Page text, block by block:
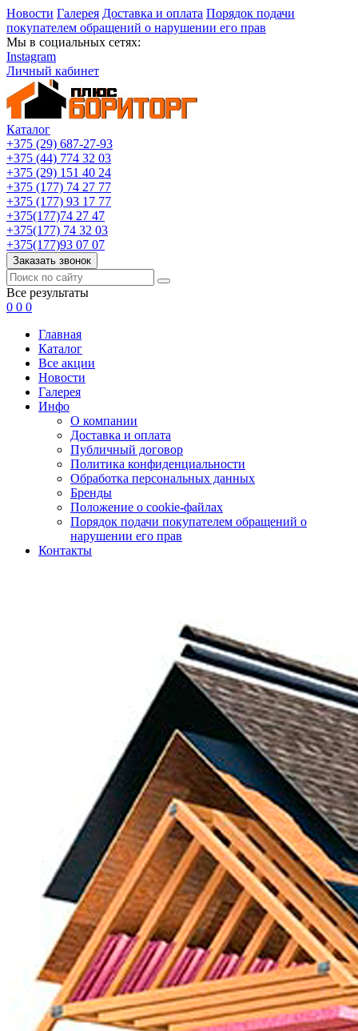
Новости Галерея Доставка и оплата Порядок подачи
покупателем обращений о нарушении его прав
Мы в социальных сетях:
Instagram
Личный кабинет
Каталог
+375 (29) 687-27-93
+375 (44) 774 32 03
+375 (29) 151 40 24
+375 (177) 74 27 77
+375 (177) 93 17 77
+375(177)74 27 47
+375(177) 74 32 03
+375(177)93 07 07
Заказать звонок
Все результаты
0 0 0
Главная
Каталог
Все акции
Новости
Галерея
Инфо
О компании
Доставка и оплата
Публичный договор
Политика конфиденциальности
Обработка персональных данных
Бренды
Положение о cookie-файлах
Порядок подачи покупателем обращений о
нарушении его прав
Контакты